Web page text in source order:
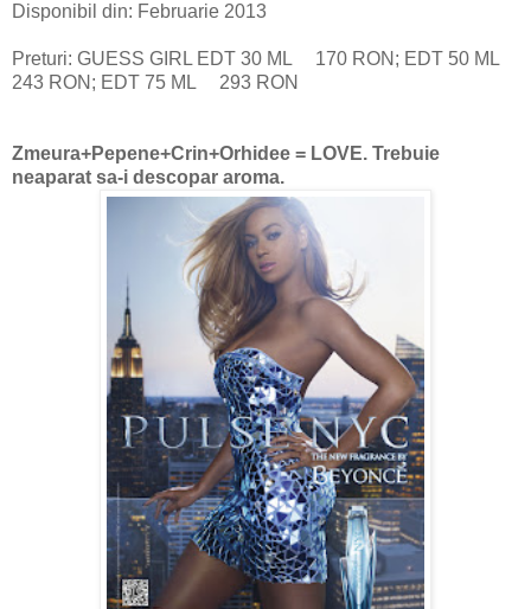
Disponibil din: Februarie 2013
Preturi: GUESS GIRL EDT 30 ML 170 RON; EDT 50 ML
243 RON; EDT 75 ML 293 RON
Zmeura+Pepene+Crin+Orhidee = LOVE. Trebuie
neaparat sa-i descopar aroma.